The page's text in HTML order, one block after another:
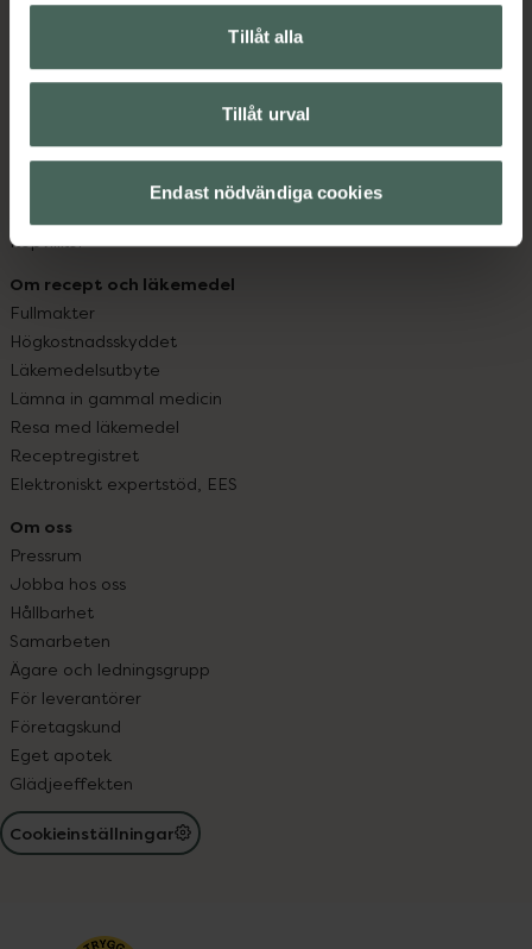
Tillåt alla
Tillåt urval
Endast nödvändiga cookies
Kontakta oss
Hitta apotek
Leverans, betalning och retur
Sajtens tillgänglighet
Köpvillkor
Om recept och läkemedel
Fullmakter
Högkostnadsskyddet
Läkemedelsutbyte
Lämna in gammal medicin
Resa med läkemedel
Receptregistret
Elektroniskt expertstöd, EES
Om oss
Pressrum
Jobba hos oss
Hållbarhet
Samarbeten
Ägare och ledningsgrupp
För leverantörer
Företagskund
Eget apotek
Glädjeeffekten
Cookieinställningar